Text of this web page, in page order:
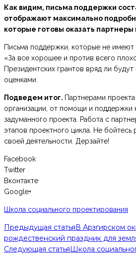
Как видим, письма поддержки
отображают максимально
которые готовы оказать
Письма поддержки, которые не
«За все хорошее и против всего
Президентских грантов вряд ли
оценками.
Подведем итог. Партнерами
организации, от помощи и поддержки
задуманного проекта. Работа с
этапов проектного цикла. Не бойтесь
своей деятельности. Дерзайте!
Facebook
Twitter
Вконтакте
Google+
Школа социального проектирования
Предыдущая статья В Арзгирском
рождественский праздник для
Следующая статья Школа